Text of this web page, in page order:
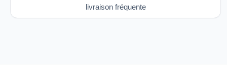
livraison fréquente